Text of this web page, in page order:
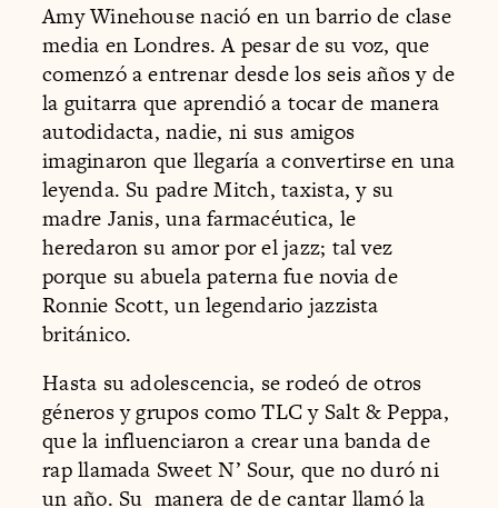
Amy Winehouse nació en un barrio de clase
media en Londres. A pesar de su voz, que
comenzó a entrenar desde los seis años y de
la guitarra que aprendió a tocar de manera
autodidacta, nadie, ni sus amigos
imaginaron que llegaría a convertirse en una
leyenda. Su padre Mitch, taxista, y su
madre Janis, una farmacéutica, le
heredaron su amor por el jazz; tal vez
porque su abuela paterna fue novia de
Ronnie Scott, un legendario jazzista
británico.
Hasta su adolescencia, se rodeó de otros
géneros y grupos como TLC y Salt & Peppa,
que la influenciaron a crear una banda de
rap llamada Sweet N’ Sour, que no duró ni
un año. Su manera de de cantar llamó la